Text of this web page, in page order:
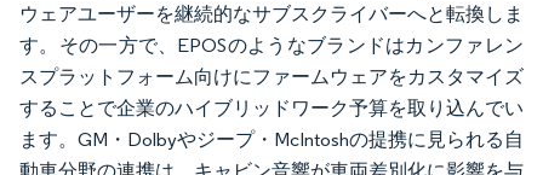
ウェアユーザーを継続的なサブスクライバーへと転換しま
す。その一方で、EPOSのようなブランドはカンファレン
スプラットフォーム向けにファームウェアをカスタマイズ
することで企業のハイブリッドワーク予算を取り込んでい
ます。GM・Dolbyやジープ・McIntoshの提携に見られる自